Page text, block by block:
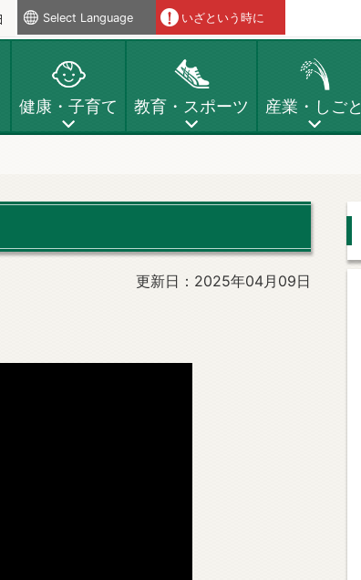
Select Language いざという時に
健康・子育て 教育・スポーツ 産業・しごと
更新日：2025年04月09日